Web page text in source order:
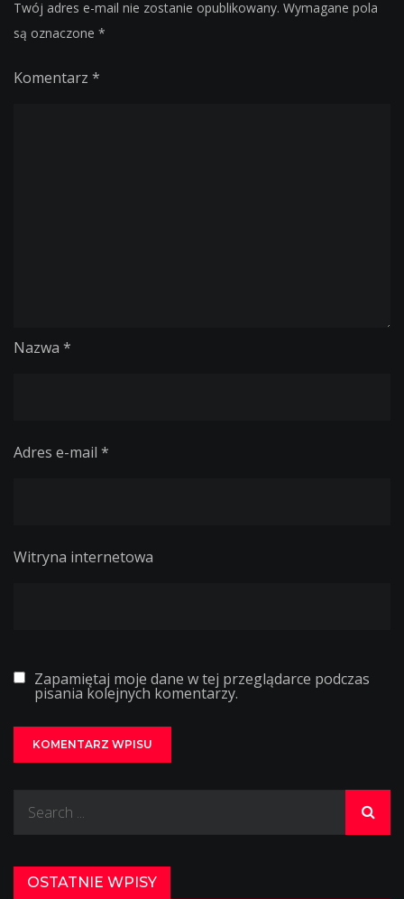
Twój adres e-mail nie zostanie opublikowany. Wymagane pola
są oznaczone *
Komentarz *
Nazwa *
Adres e-mail *
Witryna internetowa
Zapamiętaj moje dane w tej przeglądarce podczas
pisania kolejnych komentarzy.
OSTATNIE WPISY